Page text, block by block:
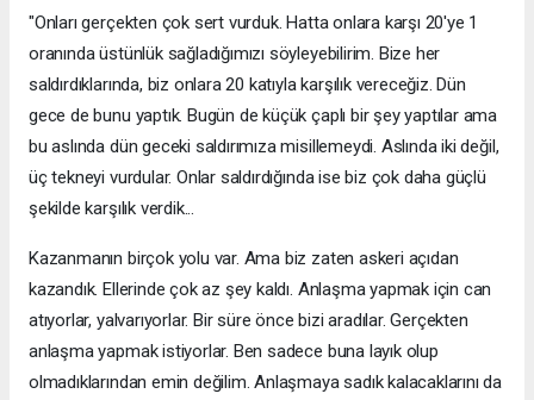
"Onları gerçekten çok sert vurduk. Hatta onlara karşı 20'ye 1
oranında üstünlük sağladığımızı söyleyebilirim. Bize her
saldırdıklarında, biz onlara 20 katıyla karşılık vereceğiz. Dün
gece de bunu yaptık. Bugün de küçük çaplı bir şey yaptılar ama
bu aslında dün geceki saldırımıza misillemeydi. Aslında iki değil,
üç tekneyi vurdular. Onlar saldırdığında ise biz çok daha güçlü
şekilde karşılık verdik...
Kazanmanın birçok yolu var. Ama biz zaten askeri açıdan
kazandık. Ellerinde çok az şey kaldı. Anlaşma yapmak için can
atıyorlar, yalvarıyorlar. Bir süre önce bizi aradılar. Gerçekten
anlaşma yapmak istiyorlar. Ben sadece buna layık olup
olmadıklarından emin değilim. Anlaşmaya sadık kalacaklarını da